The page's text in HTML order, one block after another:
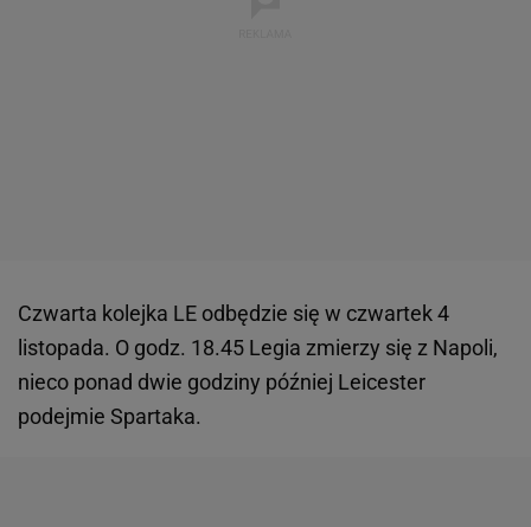
Czwarta kolejka LE odbędzie się w czwartek 4
listopada. O godz. 18.45 Legia zmierzy się z Napoli,
nieco ponad dwie godziny później Leicester
podejmie Spartaka.